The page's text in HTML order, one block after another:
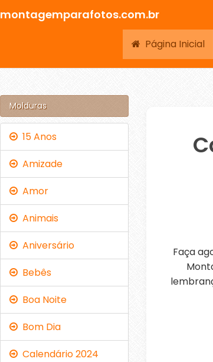
montagemparafotos.com.br
Página Inicial
Faça
Molduras
15 Anos
Amizade
Amor
Animais
Aniversário
Bebês
Boa Noite
Bom Dia
Calendário 2024